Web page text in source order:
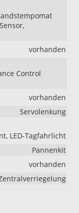
vorhanden
Control
vorhanden
Servolenkung
LED-Tagfahrlicht
Pannenkit
vorhanden